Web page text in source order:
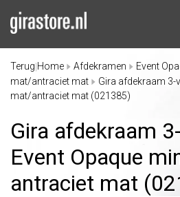
Terug Home Afdekramen Event
mat/antraciet mat
Gira afdekraam 3-
mat/antraciet mat (021385)
Gira afdekraam
Event Opaque
antraciet mat